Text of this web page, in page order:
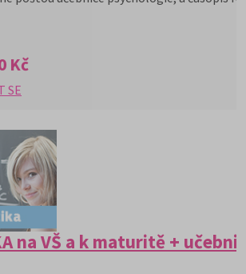
Kč
SE
na VŠ a k maturitě +